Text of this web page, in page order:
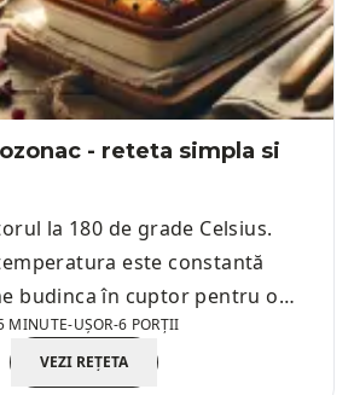
- reteta simpla si
la 180 de grade Celsius.
este constantă
budinca în cuptor pentru o
MINUTE-UȘOR-6 PORȚII
VEZI REȚETA